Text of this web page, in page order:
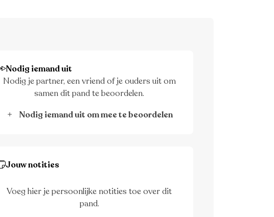
Nodig iemand uit
Nodig je partner, een vriend of je ouders uit om
samen dit pand te beoordelen.
Nodig iemand uit om mee te beoordelen
Jouw notities
Voeg hier je persoonlijke notities toe over dit
pand.